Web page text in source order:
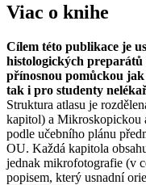
Viac o knihe
Cílem této publikace je
histologických
přínosnou pomůckou
tak i pro studenty
Struktura atlasu je
kapitol) a Mikroskopickou
podle učebního plánu
OU. Každá kapitola
jednak mikrofotografie (v
popisem, který usnadní